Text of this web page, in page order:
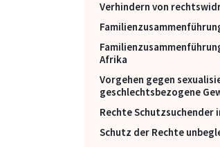
Verhindern von
Afrika
Vorgehen gegen
geschlechtsbezogene
Rechte Schutzsuchender
Schutz der Rechte